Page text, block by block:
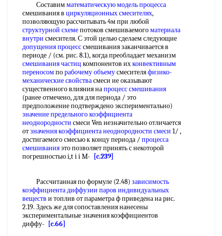
Составимматематическую модель процесса
смешивания в циркуляционных смесителях,
позволяющую рассчитывать 4м при любой
структурной схемепотоков смешиваемогоматериала
внутри смесителя. С этой целью сделаем следующие
допущения процесссмешивания заканчивается в
периоде / (см. рис. 8.1), когда преобладает механизм
смешивания частиц компонентов ихконвективным
переносомпорабочему объемусмесителяфизико-
механические свойствасмеси ие оказывают
существенного влияния напроцесс смешивания
(ранее отмечено, для для периода / это
предположение подтверждено экспериментально)
значение предельногокоэффициента
неоднородности смеси Ven незначительно отличается
отзначения коэффициентанеоднородности смеси 1/ ,
достигаемого смесью к концу периода / процесса
смешиванияэто позволяет принять с некоторой
погрешностью i,t i i M-
[c.239]
Рассчитанная по формуле (2.48) зависимость
коэффициента диффузии паров индивидуальных
веществ и топлив от параметра ф приведена на рис.
2.19. Здесь же для сопоставления нанесены
экспериментальные значения коэффициентов
диффу-
[c.66]